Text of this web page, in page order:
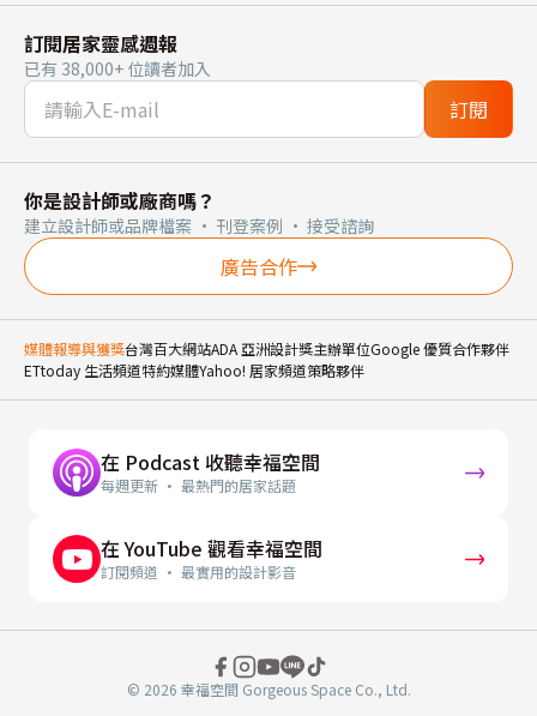
訂閱居家靈感週報
已有 38,000+ 位讀者加入
訂閱
你是設計師或廠商嗎？
建立設計師或品牌檔案 · 刊登案例 · 接受諮詢
廣告合作
媒體報導與獲獎台灣百大網站ADA 亞洲設計獎主辦單位Google 優質合作夥伴
ETtoday 生活頻道特約媒體Yahoo! 居家頻道策略夥伴
在 Podcast 收聽幸福空間
每週更新 · 最熱門的居家話題
在 YouTube 觀看幸福空間
訂閱頻道 · 最實用的設計影音
© 2026 幸福空間 Gorgeous Space Co., Ltd.